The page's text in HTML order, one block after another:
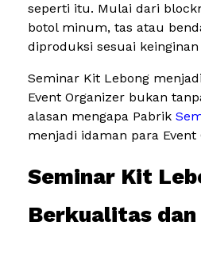
seperti itu. Mulai dari
botol minum, tas atau
diproduksi sesuai keinginan
Seminar Kit Lebong
Event Organizer bukan
alasan mengapa Pabrik
menjadi idaman para Event
Seminar Kit
Berkualitas